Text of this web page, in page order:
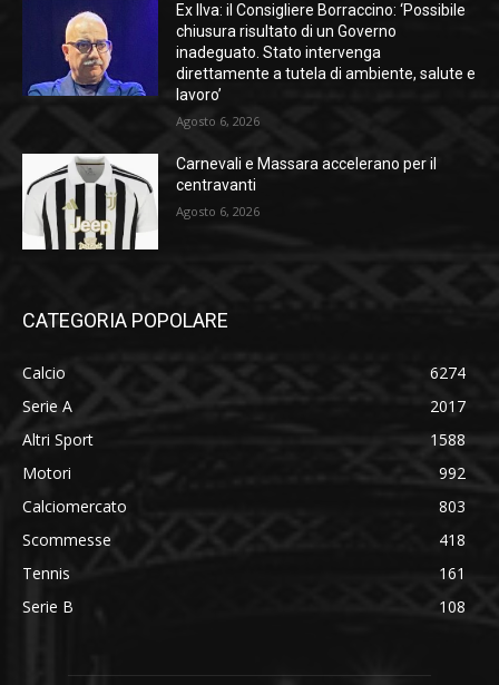
Ex Ilva: il Consigliere Borraccino: ‘Possibile
chiusura risultato di un Governo
inadeguato. Stato intervenga
direttamente a tutela di ambiente, salute e
lavoro’
Agosto 6, 2026
Carnevali e Massara accelerano per il
centravanti
Agosto 6, 2026
CATEGORIA POPOLARE
Calcio
6274
Serie A
2017
Altri Sport
1588
Motori
992
Calciomercato
803
Scommesse
418
Tennis
161
Serie B
108